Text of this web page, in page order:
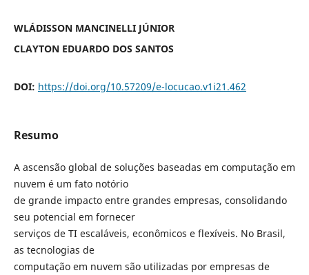
WLÁDISSON MANCINELLI JÚNIOR
CLAYTON EDUARDO DOS SANTOS
DOI: https://doi.org/10.57209/e-locucao.v1i21.462
Resumo
A ascensão global de soluções baseadas em computação em
nuvem é um fato notório
de grande impacto entre grandes empresas, consolidando
seu potencial em fornecer
serviços de TI escaláveis, econômicos e flexíveis. No Brasil,
as tecnologias de
computação em nuvem são utilizadas por empresas de